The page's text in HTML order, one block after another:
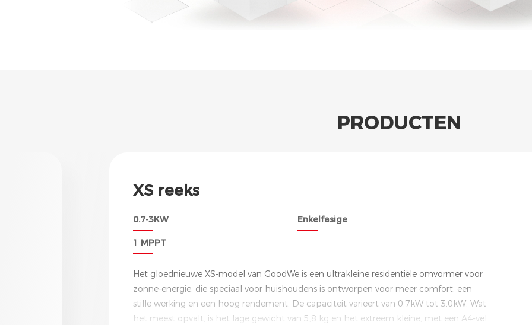
PRODUCTEN
XS reeks
0.7-3KW Enkelfasige
1 MPPT
Het gloednieuwe XS-model van GoodWe is een ultrakleine residentiële omvormer voor
zonne-energie, die speciaal voor huishoudens is ontworpen voor meer comfort, een
stille werking en een hoog rendement. De capaciteit varieert van 0,7kW tot 3,0kW. Wat
het meest opvalt, is het lage gewicht van 5,8 kg en het extreem kleine, met een A4-vel